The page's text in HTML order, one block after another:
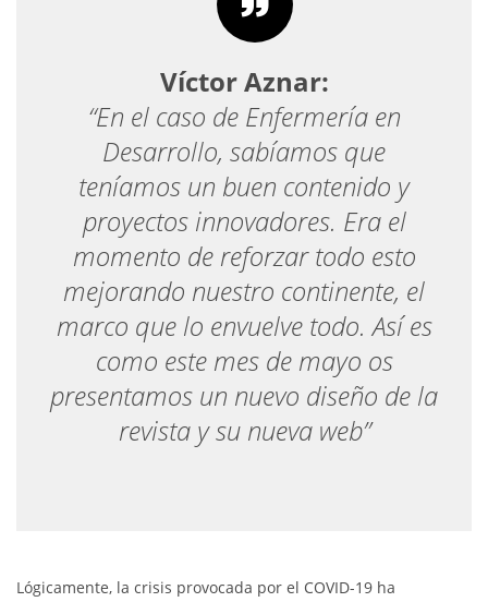
Víctor Aznar:
“En el caso de Enfermería en
Desarrollo, sabíamos que
teníamos un buen contenido y
proyectos innovadores. Era el
momento de reforzar todo esto
mejorando nuestro continente, el
marco que lo envuelve todo. Así es
como este mes de mayo os
presentamos un nuevo diseño de la
revista y su nueva web”
Lógicamente, la crisis provocada por el COVID-19 ha